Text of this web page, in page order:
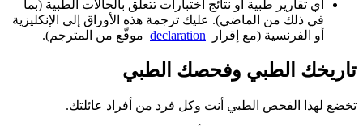
أي تقارير طبية أو نتائج اختبارات تتعلق بالحالات الطبية (بما
في ذلك من الماضي). عليك ترجمة هذه الأوراق إلى الإنكليزية
أو الفرنسية (مع إقرار declaration موقّع من المترجم).
تاريخك الطبي وفحصك الطبي
تخضع لهذا الفحص الطبي أنت وكل فرد من أفراد عائلتك.